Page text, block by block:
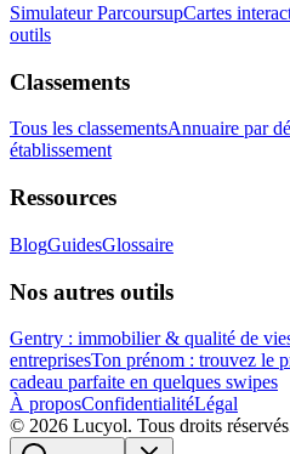
Simulateur ParcoursupCartes
outils
Classements
Tous les classementsAnnuaire par
établissement
Ressources
BlogGuidesGlossaire
Nos autres outils
Gentry : immobilier & qualité de vie
entreprisesTon prénom : trouvez le
cadeau parfaite en quelques swipes
À proposConfidentialitéLégal
© 2026 Lucyol. Tous droits